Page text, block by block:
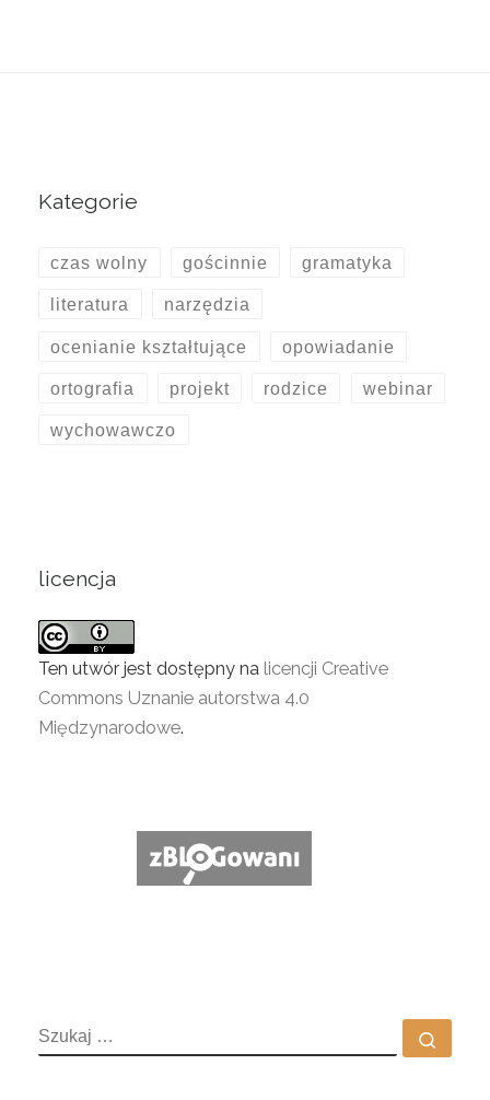
Kategorie
czas wolny gościnnie gramatyka
literatura narzędzia
ocenianie kształtujące opowiadanie
ortografia projekt rodzice webinar
wychowawczo
licencja
Ten utwór jest dostępny na licencji Creative
Commons Uznanie autorstwa 4.0
Międzynarodowe.
SZUKAJ